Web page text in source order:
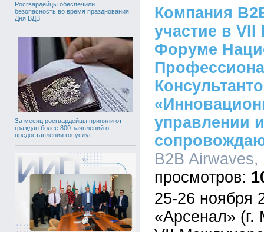
Росгвардейцы обеспечили
безопасность во время празднования
Дня ВДВ
За месяц росгвардейцы приняли от
граждан более 800 заявлений о
предоставлении госуслуг
Компания
участие в
Форуме
управлении
B2B
25-26 ноября
«Арсенал» (г.